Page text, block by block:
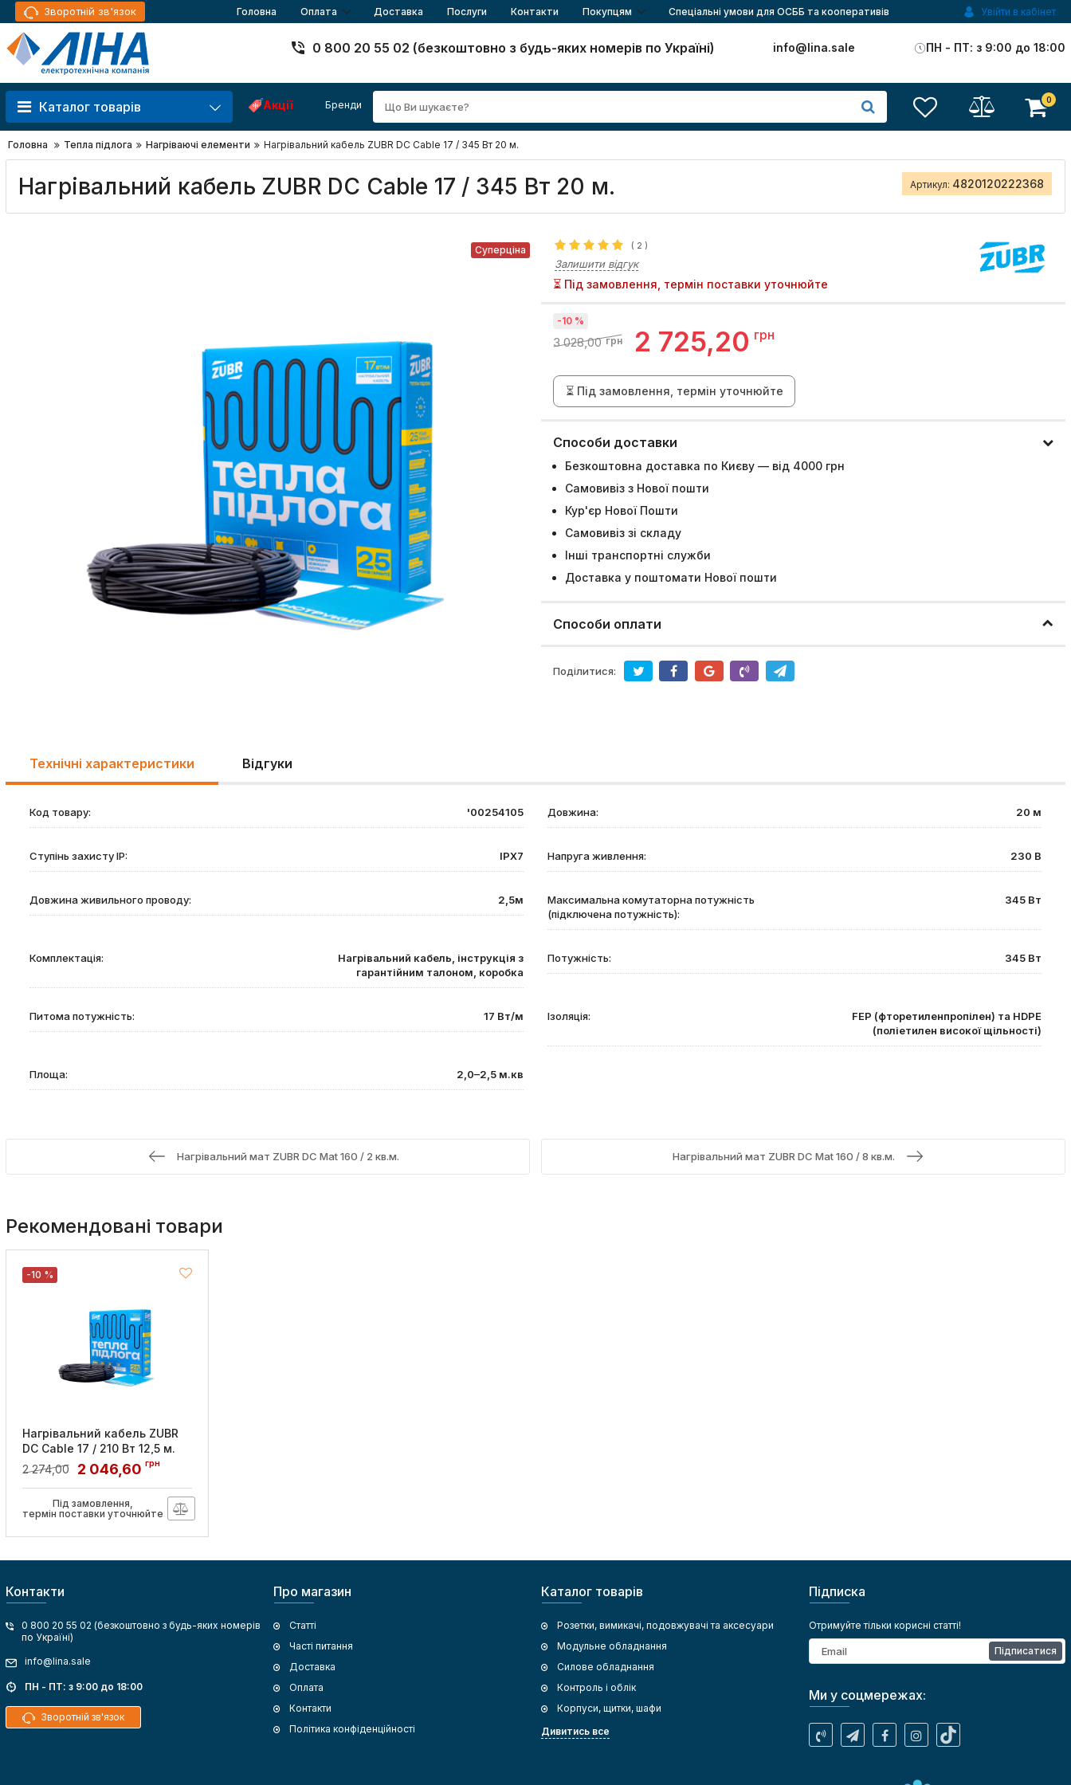
Зворотній зв'язок Головна Оплата Доставка Послуги Контакти Покупцям Спеціальні умови для ОСББ та кооперативів Увійти в кабінет
0 800 20 55 02 (безкоштовно з будь-яких номерів по Україні) info@lina.sale ПН - ПТ: з 9:00 до 18:00
Каталог товарів Акції Бренди 0
Головна Тепла підлога Нагріваючі елементи Нагрівальний кабель ZUBR DC Cable 17 / 345 Вт 20 м.
Нагрівальний кабель ZUBR DC Cable 17 / 345 Вт 20 м. Артикул: 4820120222368
Суперціна ( 2 )
Залишити відгук
⏳ Під замовлення, термін поставки уточнюйте
3 028,00 грн 2 725,20 грн
-10 %
⏳ Під замовлення, термін уточнюйте
Способи доставки
Безкоштовна доставка по Києву — від 4000 грн
Самовивіз з Нової пошти
Кур'єр Нової Пошти
Самовивіз зі складу
Інші транспортні служби
Доставка у поштомати Нової пошти
Способи оплати
Поділитися:
Технічні характеристики Відгуки
Код товару: '00254105 Довжина: 20 м
Ступінь захисту IP: ІРХ7 Напруга живлення: 230 В
Довжина живильного проводу: 2,5м
Максимальна комутаторна потужність
(підключена потужність):
345 Вт
Комплектація:
Нагрівальний кабель, інструкція з
гарантійним талоном, коробка
Потужність: 345 Вт
Питома потужність: 17 Вт/м Ізоляція:
FEP (фторетиленпропілен) та HDPE
(поліетилен високої щільності)
Площа: 2,0–2,5 м.кв
Нагрівальний мат ZUBR DC Mat 160 / 2 кв.м. Нагрівальний мат ZUBR DC Mat 160 / 8 кв.м.
Рекомендовані товари
-10 %
Нагрівальний кабель ZUBR
DC Cable 17 / 210 Вт 12,5 м.
Артикул:4820120222344
2 274,00 2 046,60 грн
Під замовлення,
термін поставки уточнюйте
Контакти
0 800 20 55 02 (безкоштовно з будь-яких номерів
по Україні)
info@lina.sale
ПН - ПТ: з 9:00 до 18:00
Зворотній зв'язок
Про магазин
Статті
Часті питання
Доставка
Оплата
Контакти
Політика конфіденційності
Каталог товарів
Розетки, вимикачі, подовжувачі та аксесуари
Модульне обладнання
Силове обладнання
Контроль і облік
Корпуси, щитки, шафи
Дивитись все
Підписка
Отримуйте тільки корисні статті!
Підписатися
Ми у соцмережах: